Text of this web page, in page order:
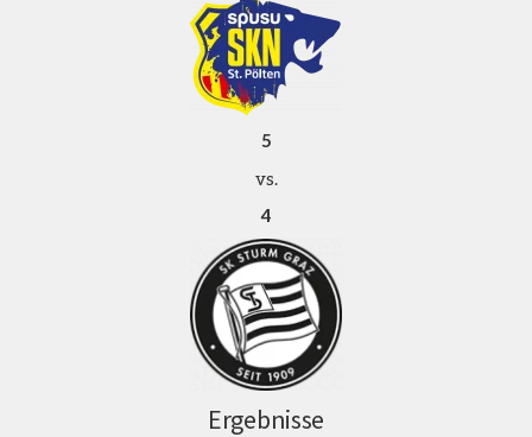
5
vs.
4
Ergebnisse